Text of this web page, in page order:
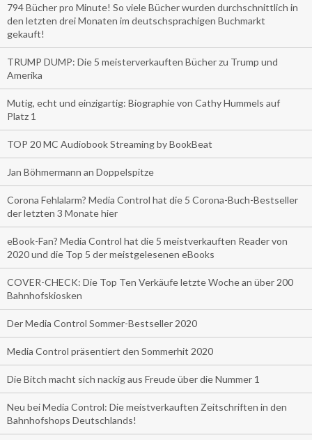
794 Bücher pro Minute! So viele Bücher wurden durchschnittlich in
den letzten drei Monaten im deutschsprachigen Buchmarkt
gekauft!
TRUMP DUMP: Die 5 meisterverkauften Bücher zu Trump und
Amerika
Mutig, echt und einzigartig: Biographie von Cathy Hummels auf
Platz 1
TOP 20 MC Audiobook Streaming by BookBeat
Jan Böhmermann an Doppelspitze
Corona Fehlalarm? Media Control hat die 5 Corona-Buch-Bestseller
der letzten 3 Monate hier
eBook-Fan? Media Control hat die 5 meistverkauften Reader von
2020 und die Top 5 der meistgelesenen eBooks
COVER-CHECK: Die Top Ten Verkäufe letzte Woche an über 200
Bahnhofskiosken
Der Media Control Sommer-Bestseller 2020
Media Control präsentiert den Sommerhit 2020
Die Bitch macht sich nackig aus Freude über die Nummer 1
Neu bei Media Control: Die meistverkauften Zeitschriften in den
Bahnhofshops Deutschlands!